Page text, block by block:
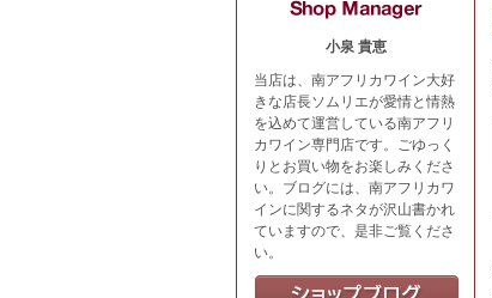
小泉 貴恵
当店は、南アフリカワイン大好
きな店長ソムリエが愛情と情熱
を込めて運営している南アフリ
カワイン専門店です。ごゆっく
りとお買い物をお楽しみくださ
い。ブログには、南アフリカワ
インに関するネタが沢山書かれ
ていますので、是非ご覧くださ
い。